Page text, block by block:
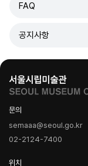
FAQ
공지사항
문의
semaaa@seoul.go.kr
02-2124-7400
위치